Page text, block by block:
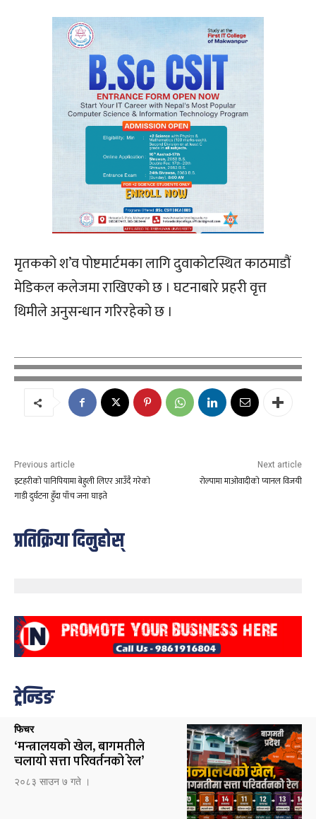
मृतकको श’व पोष्टमार्टमका लागि दुवाकोटस्थित काठमाडौं
मेडिकल कलेजमा राखिएको छ । घटनाबारे प्रहरी वृत्त
थिमीले अनुसन्धान गरिरहेको छ ।
Previous article
इटहरीको पानिपियामा बेहुली लिएर आउँदै गरेको
गाडी दुर्घटना हुँदा पाँच जना घाइते
Next article
रोल्पामा माओवादीको प्यानल विजयी
प्रतिक्रिया दिनुहोस्
ट्रेन्डिङ
फिचर
‘मन्त्रालयको खेल, बागमतीले
चलायो सत्ता परिवर्तनको रेल’
२०८३ साउन ७ गते ।